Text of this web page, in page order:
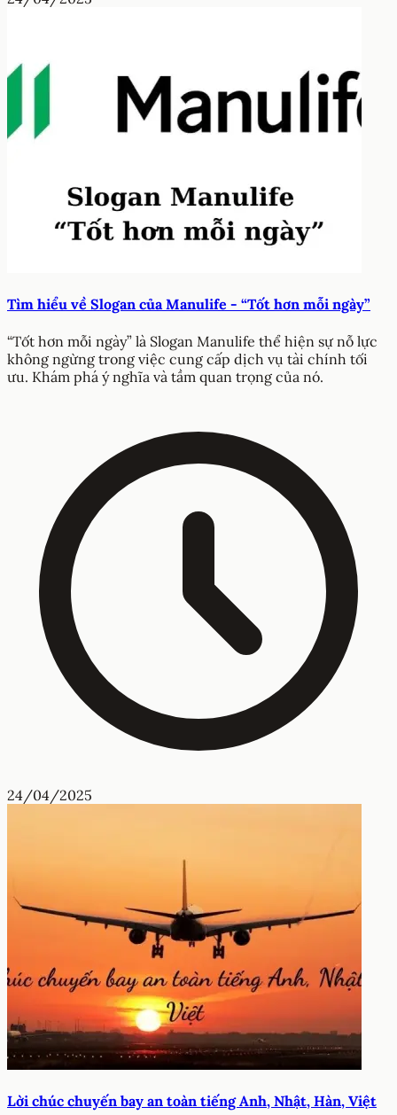
Tìm hiểu về Slogan của Manulife - “Tốt hơn mỗi ngày”
“Tốt hơn mỗi ngày” là Slogan Manulife thể hiện sự nỗ lực
không ngừng trong việc cung cấp dịch vụ tài chính tối
ưu. Khám phá ý nghĩa và tầm quan trọng của nó.
24/04/2025
Lời chúc chuyến bay an toàn tiếng Anh, Nhật, Hàn, Việt